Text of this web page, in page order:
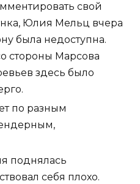
свой
Юлия Мельц вчера
была недоступна.
стороны Марсова
здесь было
по разным
поднялась
себя плохо.